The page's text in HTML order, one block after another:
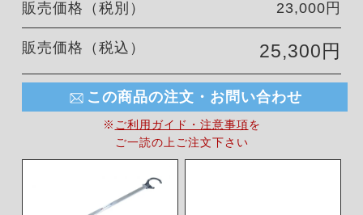
販売価格（税別）
23,000円
販売価格（税込） 25,300円
この商品の注文・お問い合わせ
※ ご利用ガイド・注意事項を
ご一読の上ご注文下さい